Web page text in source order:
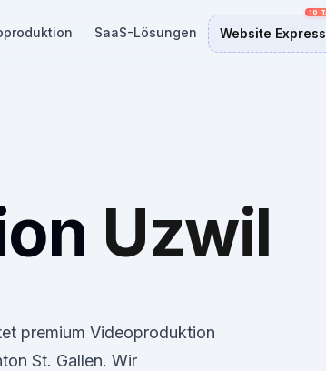
SaaS-Lösungen Website Express
Uzwil
premium Videoproduktion
St. Gallen. Wir